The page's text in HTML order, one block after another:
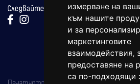
измерване на
към нашите
и за
маркетинговите
взаимодействия,
предоставяне на
са по-подходящи
Следвайте ни:
Печатното издание на вестника е